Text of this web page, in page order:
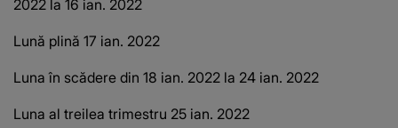
2022 la 16 ian. 2022
Lună plină 17 ian. 2022
Luna în scădere din 18 ian. 2022 la 24 ian. 2022
Luna al treilea trimestru 25 ian. 2022